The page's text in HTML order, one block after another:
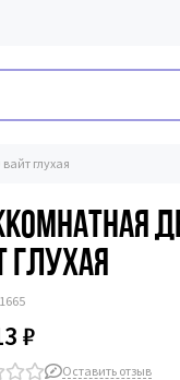
глухая
глухая
1665
₽
Оставить отзыв